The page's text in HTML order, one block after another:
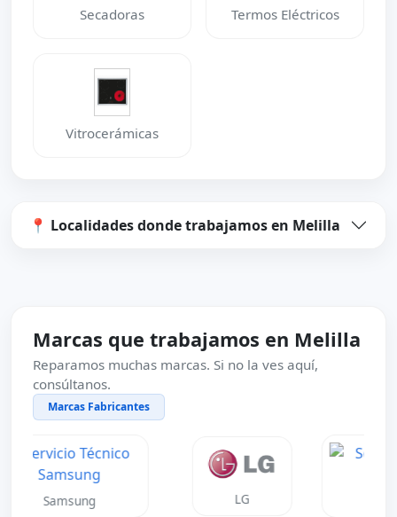
Secadoras Termos Eléctricos
Vitrocerámicas
📍 Localidades donde trabajamos en Melilla
Marcas que trabajamos en Melilla
Reparamos muchas marcas. Si no la ves aquí,
consúltanos.
Marcas Fabricantes